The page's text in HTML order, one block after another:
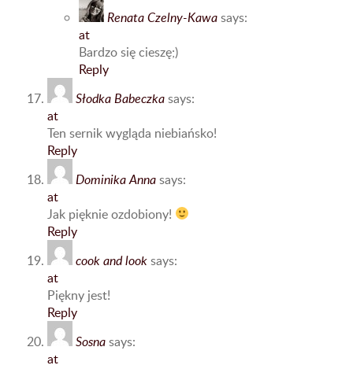
Renata Czelny-Kawasays:
at
Bardzo się cieszę;)
Reply
Słodka Babeczkasays:
at
Ten sernik wygląda niebiańsko!
Reply
Dominika Annasays:
at
Jak pięknie ozdobiony!
Reply
cook and looksays:
at
Piękny jest!
Reply
Sosnasays:
at